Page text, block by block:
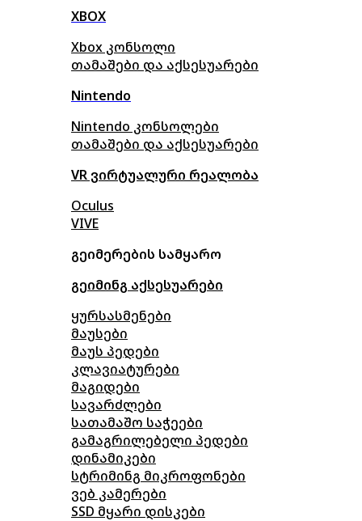
XBOX
Xbox კონსოლი
თამაშები და აქსესუარები
Nintendo
Nintendo კონსოლები
თამაშები და აქსესუარები
VR ვირტუალური რეალობა
Oculus
VIVE
გეიმერების სამყარო
გეიმინგ აქსესუარები
ყურსასმენები
მაუსები
მაუს პედები
კლავიატურები
მაგიდები
სავარძლები
სათამაშო საჭეები
გამაგრილებელი პედები
დინამიკები
სტრიმინგ მიკროფონები
ვებ კამერები
SSD მყარი დისკები